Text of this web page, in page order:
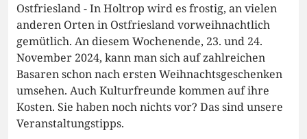
Ostfriesland - In Holtrop wird es frostig, an vielen
anderen Orten in Ostfriesland vorweihnachtlich
gemütlich. An diesem Wochenende, 23. und 24.
November 2024, kann man sich auf zahlreichen
Basaren schon nach ersten Weihnachtsgeschenken
umsehen. Auch Kulturfreunde kommen auf ihre
Kosten. Sie haben noch nichts vor? Das sind unsere
Veranstaltungstipps.